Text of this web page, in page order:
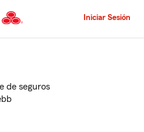
al
principal
Iniciar Sesión